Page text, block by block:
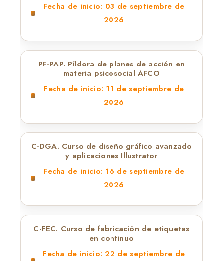
Fecha de inicio: 03 de septiembre de
2026
PF-PAP. Píldora de planes de acción en
materia psicosocial AFCO
Fecha de inicio: 11 de septiembre de
2026
C-DGA. Curso de diseño gráfico avanzado
y aplicaciones Illustrator
Fecha de inicio: 16 de septiembre de
2026
C-FEC. Curso de fabricación de etiquetas
en continuo
Fecha de inicio: 22 de septiembre de